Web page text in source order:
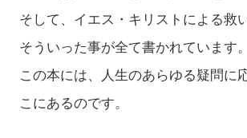
そして、イエス・キリストによる救
そういった事が全て書かれています。
この本には、人生のあらゆる疑問に
こにあるのです。